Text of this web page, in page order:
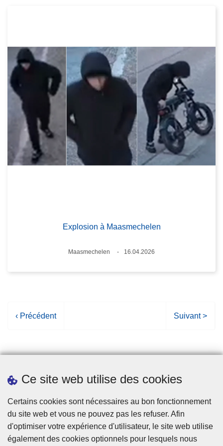
Ce site web utilise des cookies
Certains cookies sont nécessaires au bon fonctionnement
du site web et vous ne pouvez pas les refuser. Afin
d'optimiser votre expérience d'utilisateur, le site web utilise
également des cookies optionnels pour lesquels nous
Explosion à Maasmechelen
Lieux
Maasmechelen
16.04.2026
P
e
r
c
é
d
e
‹ Précédent
P
e
u
v
a
n
t
Suivant >
Statistiques